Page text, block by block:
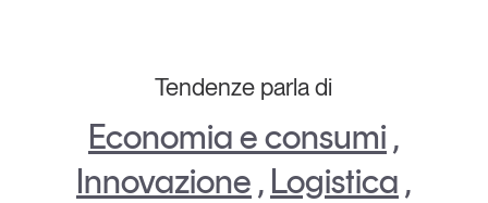
Tendenze parla di
Economia e consumi ,
Innovazione , Logistica ,